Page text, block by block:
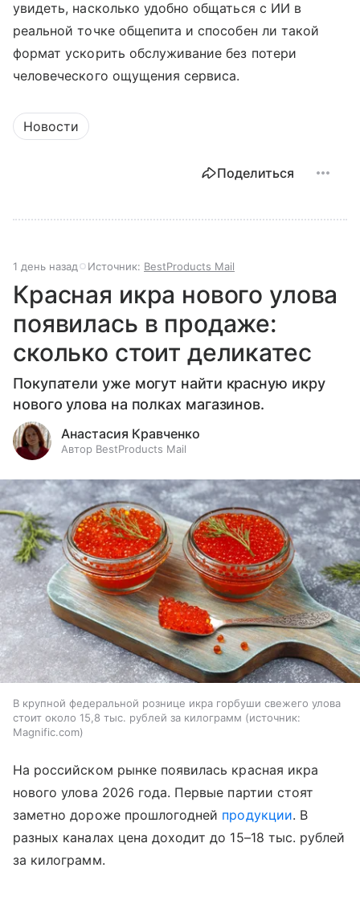
увидеть, насколько удобно общаться с ИИ в
реальной точке общепита и способен ли такой
формат ускорить обслуживание без потери
человеческого ощущения сервиса.
Новости
Поделиться
1 день назад Источник: BestProducts Mail
Красная икра нового улова
появилась в продаже:
сколько стоит деликатес
Покупатели уже могут найти красную икру
нового улова на полках магазинов.
Анастасия Кравченко
Автор BestProducts Mail
В крупной федеральной рознице икра горбуши свежего улова
стоит около 15,8 тыс. рублей за килограмм
источник:
Magnific.com
На российском рынке появилась красная икра
нового улова 2026 года. Первые партии стоят
заметно дороже прошлогодней продукции. В
разных каналах цена доходит до 15–18 тыс. рублей
за килограмм.